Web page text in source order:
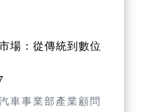
場：從傳統到數位
車事業部產業顧問